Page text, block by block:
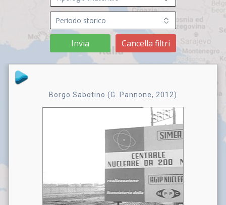
Invia Cancella filtri
Borgo Sabotino (G. Pannone, 2012)